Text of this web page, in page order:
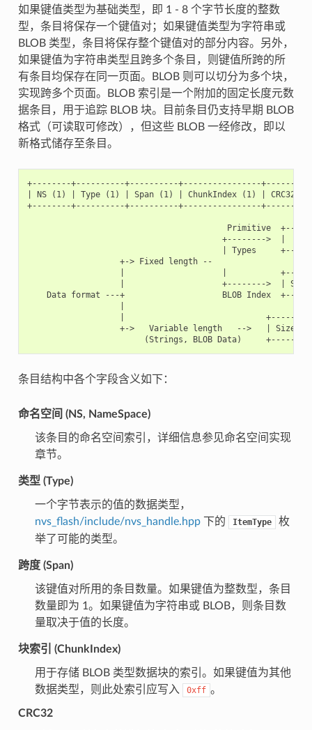
如果键值类型为基础类型，即 1 - 8 个字节长度的整数
型，条目将保存一个键值对；如果键值类型为字符串或
BLOB 类型，条目将保存整个键值对的部分内容。另外，
如果键值为字符串类型且跨多个条目，则键值所跨的所
有条目均保存在同一页面。BLOB 则可以切分为多个块，
实现跨多个页面。BLOB 索引是一个附加的固定长度元数
据条目，用于追踪 BLOB 块。目前条目仍支持早期 BLOB
格式（可读取可修改），但这些 BLOB 一经修改，即以
新格式储存至条目。
+--------+----------+----------+----------------
| NS (1) | Type (1) | Span (1) | ChunkIndex (1) |
+--------+----------+----------+----------------
Primitive
+-------->  |
| Types
                   +-> Fixed length --
|                    |
|                    +-------->  |
Data format ---+                    BLOB Index
|
+->   Variable length   -->   | Size
条目结构中各个字段含义如下：
命名空间 (NS, NameSpace)
该条目的命名空间索引，详细信息参见命名空间实现
章节。
类型 (Type)
一个字节表示的值的数据类型，
nvs_flash/include/nvs_handle.hpp下的 ItemType
枚
举了可能的类型。
跨度 (Span)
该键值对所用的条目数量。如果键值为整数型，条目
数量即为 1。如果键值为字符串或 BLOB，则条目数
量取决于值的长度。
块索引 (ChunkIndex)
用于存储 BLOB 类型数据块的索引。如果键值为其他
数据类型，则此处索引应写入
0xff 。
CRC32